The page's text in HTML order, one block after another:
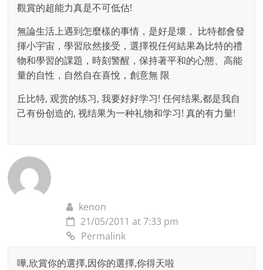
觀賞的超能力真是不可低估!
無論生活上遇到怎麼樣的事情，是好是壞， 比特都會發
揮小宇宙，學習欣然接受，選擇視任何結果為比特的禮
物和學習的課題，時刻警醒，保持著平和的心態、高能
量的自性，自然自在喜悅，創意無 限
丘比特, 观赏的练习, 我要好好学习! 任何结果,都是我自
己有份创造的, 视结果为一种礼物和学习! 真的有力量!
kenon
21/05/2011 at 7:33 pm
Permalink
嘩,欣賞你的選擇,因你的選擇,你得天啦